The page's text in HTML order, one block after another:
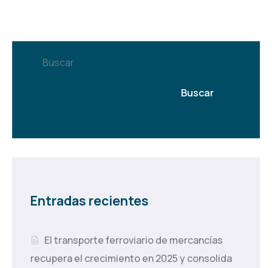
Buscar
Buscar
Entradas recientes
El transporte ferroviario de mercancías
recupera el crecimiento en 2025 y consolida